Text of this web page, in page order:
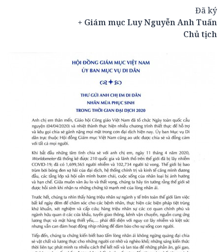
Đã ký
+ Giám mục Luy Nguyễn Anh Tuấn
Chủ tịch